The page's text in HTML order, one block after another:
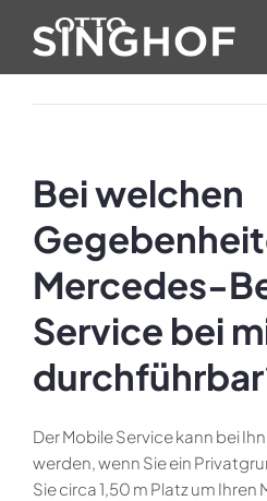
content
Bei welchen
Mercedes-
Service bei
Der Mobile Service kann bei
werden, wenn Sie ein
Sie circa 1,50 m Platz um